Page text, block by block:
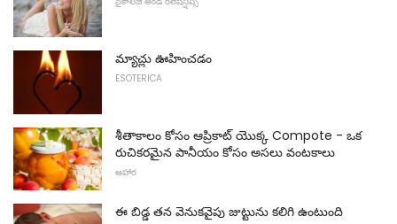
మ్యాచ్లు ఊహించడం
ESOTERICA
శీతాకాలం కోసం ఆప్రికాట్ యొక్క Compote - ఒక
రుచికరమైన పానీయం కోసం అసలు వంటకాలు
ఆహార
ఈ బిడ్డ తన వెనుకవైపు జుట్టును కలిగి ఉంటుంది